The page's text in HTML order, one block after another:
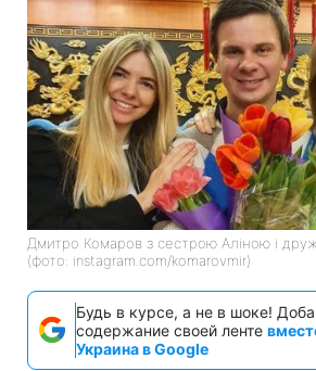
Дмитро Комаров з сестрою Аліною і
(фото: instagram.com/komarovmir)
Будь в курсе, а не в шоке!
содержание своей ленте
Украина в Google